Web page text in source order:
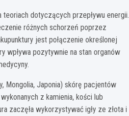
dotyczących przepływu energii.
różnych schorzeń poprzez
jest połączenie określonej
wpływa pozytywnie na stan organów
Mongolia, Japonia) skórę pacjentów
z kamienia, kości lub
zaczęła wykorzystywać igły ze złota i